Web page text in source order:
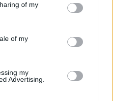
behaviour. You may click to
and its third-party tags to
purposes in below Google
of my
of my
my
Advertising.
az orosz Expert lapnak
Bemelegítő EU-s
kifejti, hogyan fogja
években alternatív
eredményei